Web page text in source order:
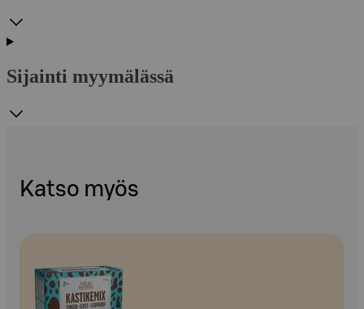
Sijainti myymälässä
Katso myös